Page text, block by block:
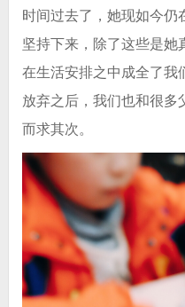
时间过去了，她现如今仍
坚持下来，除了这些是她
在生活安排之中成全了我
放弃之后，我们也和很多
而求其次。